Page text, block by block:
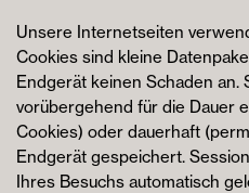
Unsere Internetseiten
Cookies sind kleine
Endgerät keinen Schaden
vorübergehend für die Dauer
Cookies) oder dauerhaft
Endgerät gespeichert.
Ihres Besuchs automatisch